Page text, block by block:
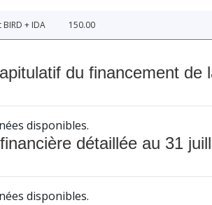
+ IDA 150.00
du financement de
disponibles.
détaillée au 31
disponibles.